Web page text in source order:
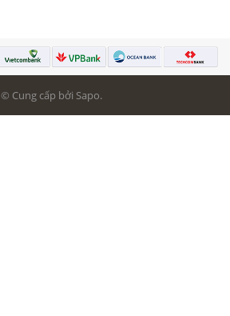
© Cung cấp bởi Sapo.